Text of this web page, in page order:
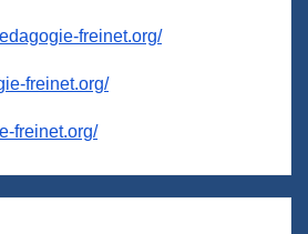
freinet.org/
freinet.org/
freinet.org/